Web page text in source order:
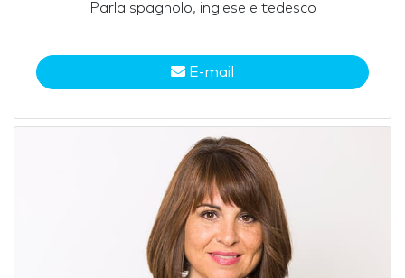
Parla spagnolo, inglese e tedesco
E-mail